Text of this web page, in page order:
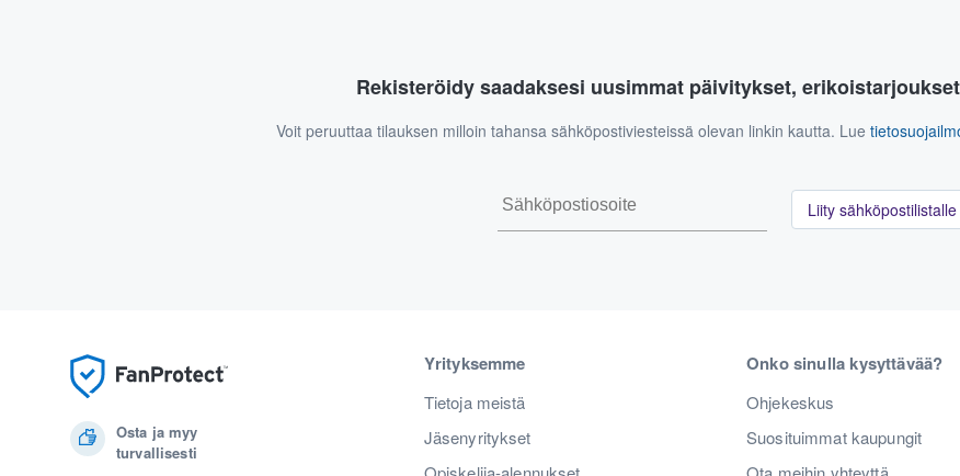
Rekisteröidy saadaksesi uusimmat päivitykset,
Voit peruuttaa tilauksen milloin tahansa sähköpostiviesteissä olevan linkin kautta. Lue
Liity sähköpostilistalle
Osta ja myy
turvallisesti
Yrityksemme
Tietoja meistä
Jäsenyritykset
Onko sinulla kysyttävää?
Ohjekeskus
Suosituimmat kaupungit